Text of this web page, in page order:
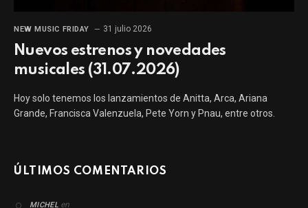
NEW MUSIC FRIDAY 31 julio 2026
Nuevos estrenos y novedades
musicales (31.07.2026)
Hoy solo tenemos los lanzamientos de Anitta, Arca, Ariana
Grande, Francisca Valenzuela, Pete Yorn y Pnau, entre otros.
ÚLTIMOS COMENTARIOS
MICHELen